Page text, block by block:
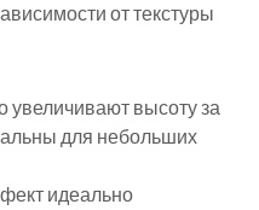
от текстуры
увеличивают высоту за
для небольших
идеально